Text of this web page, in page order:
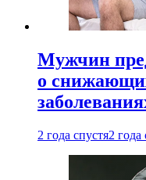
Мужчин
о
2 года спустя2 года